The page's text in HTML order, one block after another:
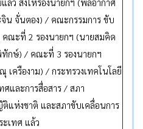
ล้ว ส่งให้รองนายกฯ (พลอากาศ
จิน จั่นตอง) / คณะกรรมการ ขับ
คณะที่ 2 รองนายกฯ (นายสมคิด
ทักษ์) / คณะที่ 3 รองนายกฯ
เครืองาม) / กระทรวงเทคโนโลยี
ศและการสื่อสาร / สภา
แห่งชาติ และสภาขับเคลื่อนการ
เทศ แล้ว